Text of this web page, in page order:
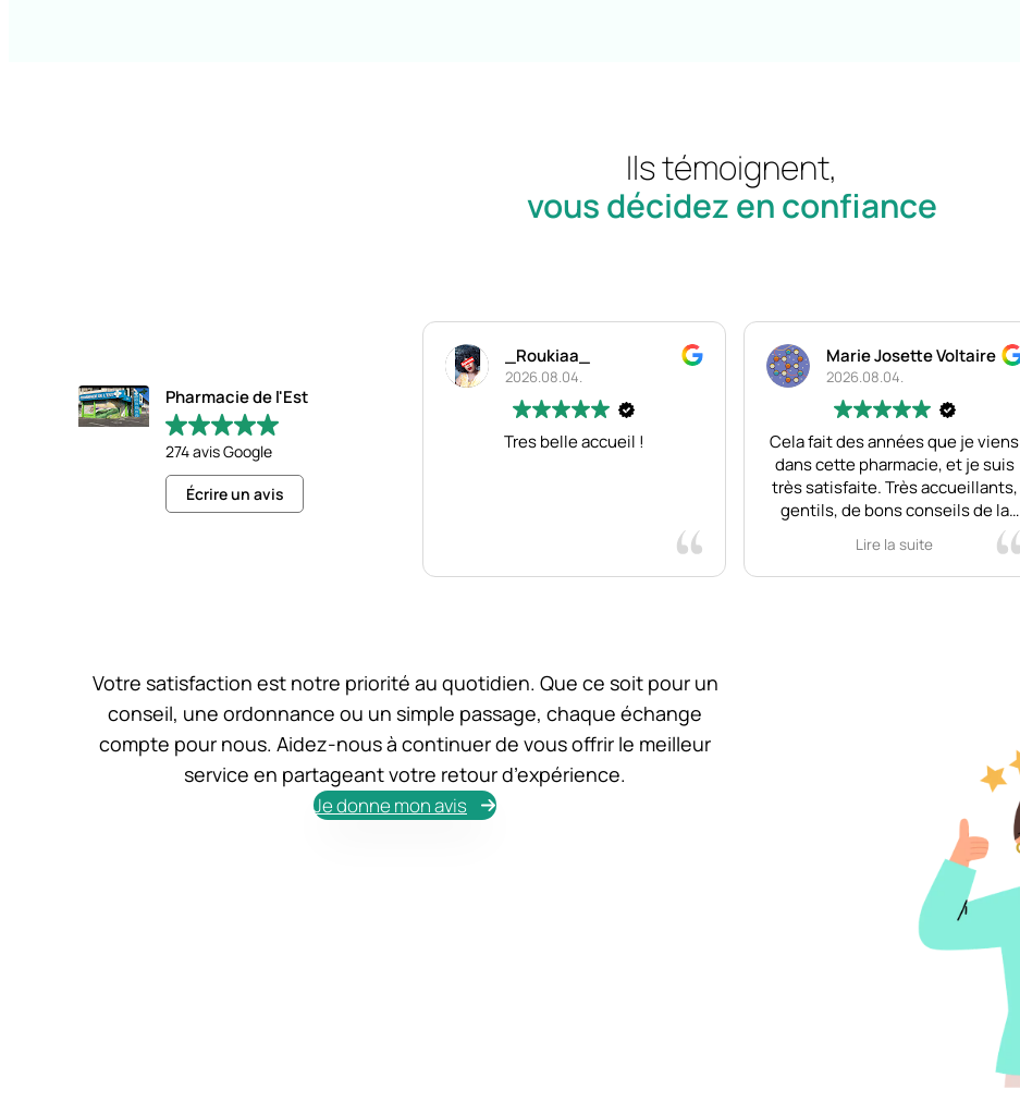
Ils témoignent,
vous décidez en confiance
Pharmacie de l'Est
274 avis Google
Écrire un avis
_Roukiaa_
2026.08.04.
Tres belle accueil !
Marie Josette Voltaire
2026.08.04.
Cela fait des années que je viens
dans cette pharmacie, et je suis
très satisfaite. Très accueillants,
gentils, de bons conseils de la
préparatrices. Il y a de bons
produits de parapharmacie
Lire la suite
Votre satisfaction est notre priorité au quotidien. Que ce soit pour un
conseil, une ordonnance ou un simple passage, chaque échange
compte pour nous. Aidez-nous à continuer de vous offrir le meilleur
service en partageant votre retour d’expérience.
Je donne mon avis